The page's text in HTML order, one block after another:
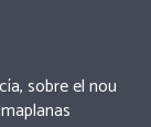
sobre el nou